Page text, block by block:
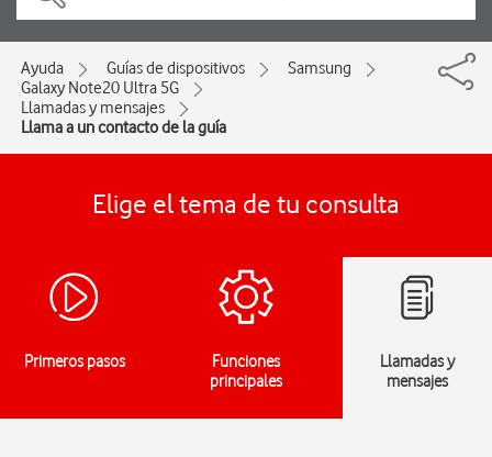
Ayuda Guías de dispositivos
Samsung
Galaxy Note20 Ultra 5G
Llamadas y mensajes
Llama a un contacto de la guía
Elige el tema de tu consulta
Primeros pasos
Funciones
principales
Llamadas y
mensajes